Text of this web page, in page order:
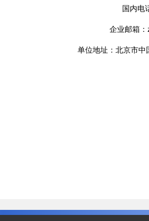
国内电
企业邮箱
单位地址：北京市中